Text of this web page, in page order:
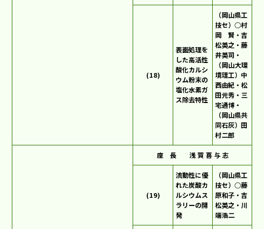
(18)
表面処理を
した高活性
酸化カルシ
ウム粉末の
塩化水素ガ
ス除去特性
（岡山県工
技セ）○村
岡 賢・吉
松英之・藤
井英司・
（岡山大環
境理工）中
西由紀・松
田元秀・三
宅通博・
（岡山県共
同石灰）田
村二郎
座 長 浅 賀 喜 与 志
(19)
流動性に優
れた炭酸カ
ルシウムス
ラリーの開
発
（岡山県工
技セ）○藤
原和子・吉
松英之・川
端浩二